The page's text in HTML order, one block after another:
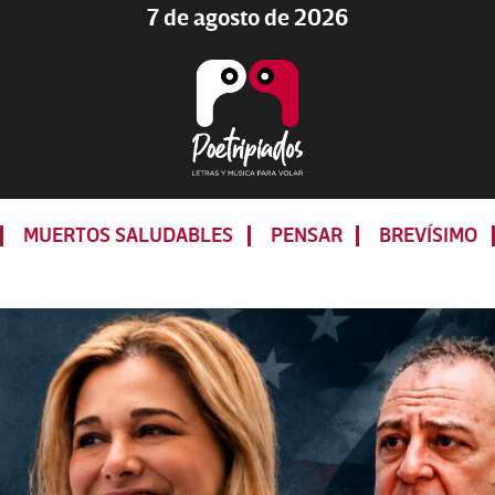
7 de agosto de 2026
LETRAS
Y
PARA
VOLAR
MUERTOS SALUDABLES PENSAR BREVÍSIMO